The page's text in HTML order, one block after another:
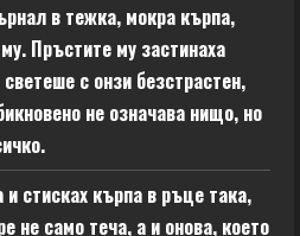
в тежка, мокра кърпа,
Пръстите му застинаха
с онзи безстрастен,
не означава нищо, но
стисках кърпа в ръце така,
не само теча, а и онова, което